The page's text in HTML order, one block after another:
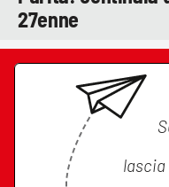
27enne